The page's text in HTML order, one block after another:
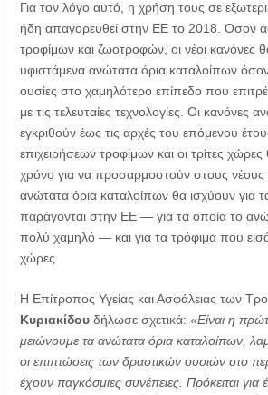
Για τον λόγο αυτό, η χρήση τους σε
ήδη απαγορευθεί στην ΕΕ το 2018. Όσον
τροφίμων και ζωοτροφών, οι νέοι κανόνες
υφιστάμενα ανώτατα όρια καταλοίπων
ουσίες στο χαμηλότερο επίπεδο που
με τις τελευταίες τεχνολογίες. Οι κανόνες
εγκριθούν έως τις αρχές του επόμενου
επιχειρήσεων τροφίμων και οι τρίτες
χρόνο για να προσαρμοστούν στους νέους
ανώτατα όρια καταλοίπων θα ισχύουν για
παράγονται στην ΕΕ — για τα οποία το
πολύ χαμηλό — και για τα τρόφιμα που
χώρες.
Η Επίτροπος Υγείας και Ασφάλειας των
Κυριακίδουδήλωσε σχετικά: «Είναι η
μειώνουμε τα ανώτατα όρια καταλοίπων,
οι επιπτώσεις των δραστικών ουσιών στο
έχουν παγκόσμιες συνέπειες. Πρόκειται για